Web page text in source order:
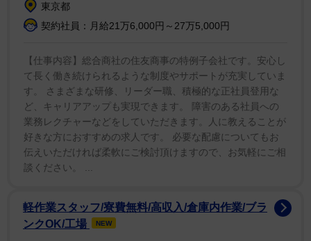
タランティーノ監督は同作で監督を務めないものの、
作を認めている。10本目の監督作を最後に引退する意向
を示しているタランティーノ監督は、長年この企画を温
めてきたが、脚本担当の変更を経て、今回ようやく動き
出した形だ。
東京都
契約社員：月給21万6,000円～27万5,000円
【仕事内容】総合商社の住友商事の特例子会社です。安心し
て長く働き続けられるような制度やサポートが充実していま
す。 さまざまな研修、リーダー職、積極的な正社員登用な
ど、キャリアアップも実現できます。 障害のある社員への
業務レクチャーなどをしていただきます。人に教えることが
好きな方におすすめの求人です。 必要な配慮についてもお
伝えいただければ柔軟にご検討頂けますので、お気軽にご相
談ください。 ...
軽作業スタッフ/寮費無料/高収入/倉庫内作業/ブラ
ンクOK/工場
NEW